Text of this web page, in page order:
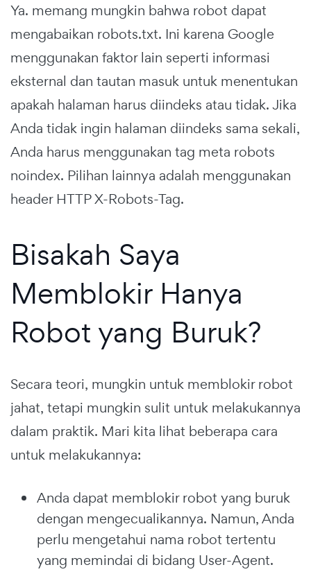
Ya. memang mungkin bahwa robot dapat
mengabaikan robots.txt. Ini karena Google
menggunakan faktor lain seperti informasi
eksternal dan tautan masuk untuk menentukan
apakah halaman harus diindeks atau tidak. Jika
Anda tidak ingin halaman diindeks sama sekali,
Anda harus menggunakan tag meta robots
noindex. Pilihan lainnya adalah menggunakan
header HTTP X-Robots-Tag.
Bisakah Saya
Memblokir Hanya
Robot yang Buruk?
Secara teori, mungkin untuk memblokir robot
jahat, tetapi mungkin sulit untuk melakukannya
dalam praktik. Mari kita lihat beberapa cara
untuk melakukannya:
Anda dapat memblokir robot yang buruk
dengan mengecualikannya. Namun, Anda
perlu mengetahui nama robot tertentu
yang memindai di bidang User-Agent.